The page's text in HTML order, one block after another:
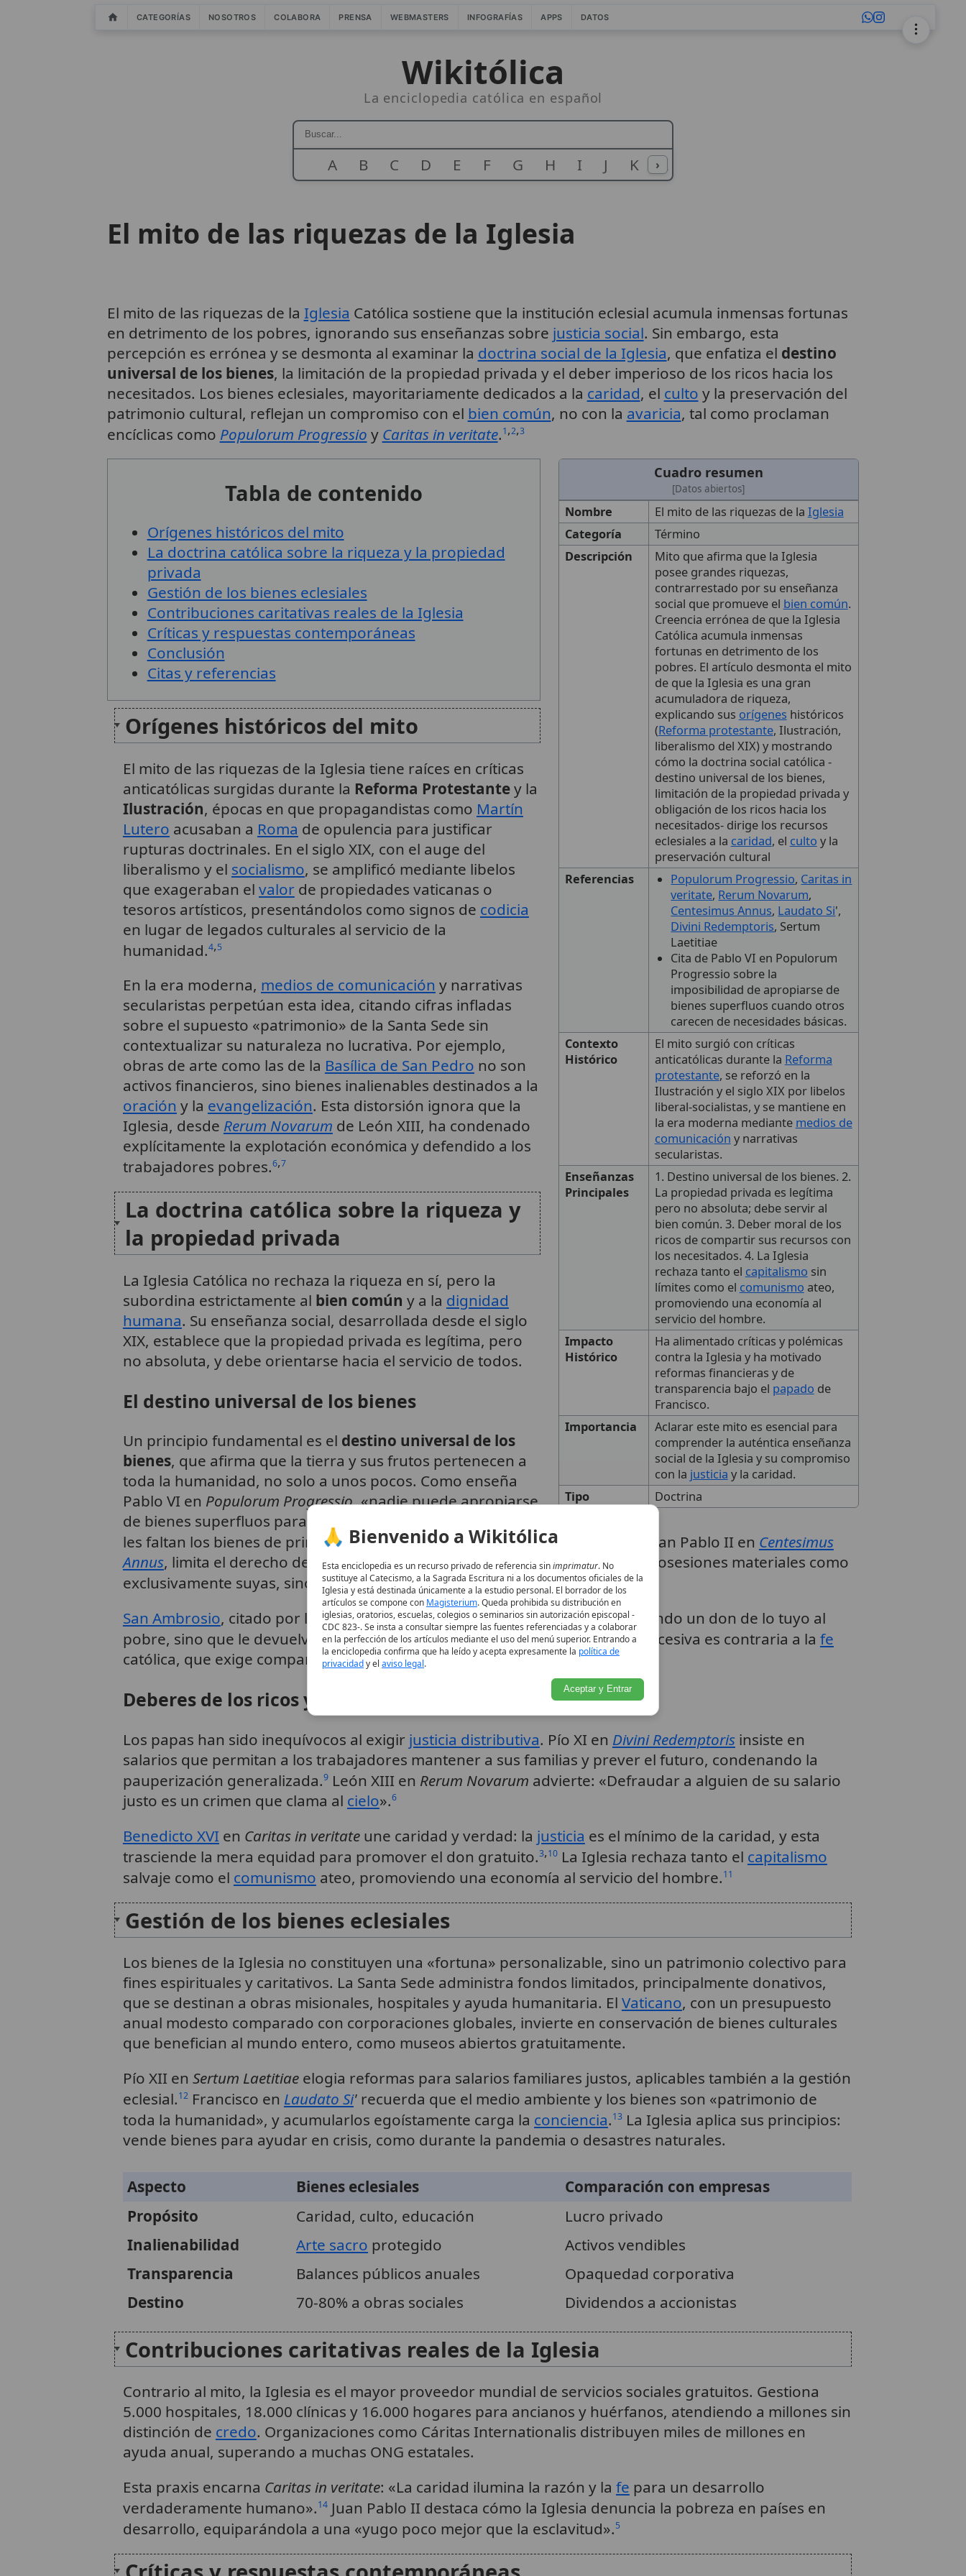
CATEGORÍAS NOSOTROS COLABORA PRENSA WEBMASTERS INFOGRAFÍAS APPS DATOS
Wikitólica
La enciclopedia católica en español
A B C D E F G H I J K L
›
El mito de las riquezas de la Iglesia
El mito de las riquezas de la Iglesia Católica sostiene que la institución eclesial acumula inmensas fortunas
en detrimento de los pobres, ignorando sus enseñanzas sobre justicia social. Sin embargo, esta
percepción es errónea y se desmonta al examinar la doctrina social de la Iglesia, que enfatiza el destino
universal de los bienes, la limitación de la propiedad privada y el deber imperioso de los ricos hacia los
necesitados. Los bienes eclesiales, mayoritariamente dedicados a la caridad, el culto y la preservación del
patrimonio cultural, reflejan un compromiso con el bien común, no con la avaricia, tal como proclaman
encíclicas como Populorum Progressio y Caritas in veritate.1,2,3
Cuadro resumen
[Datos abiertos]
Nombre El mito de las riquezas de la Iglesia
Categoría
Término
Descripción
Mito que afirma que la Iglesia
posee grandes riquezas,
contrarrestado por su enseñanza
social que promueve el bien común.
Creencia errónea de que la Iglesia
Católica acumula inmensas
fortunas en detrimento de los
pobres. El artículo desmonta el mito
de que la Iglesia es una gran
acumuladora de riqueza,
explicando sus orígenes históricos
(Reforma protestante, Ilustración,
liberalismo del XIX) y mostrando
cómo la doctrina social católica -
destino universal de los bienes,
limitación de la propiedad privada y
obligación de los ricos hacia los
necesitados- dirige los recursos
eclesiales a la caridad, el culto y la
preservación cultural
Referencias
Populorum Progressio, Caritas in
veritate, Rerum Novarum,
Centesimus Annus, Laudato Si',
Divini Redemptoris, Sertum
Laetitiae
Cita de Pablo VI en Populorum
Progressio sobre la
imposibilidad de apropiarse de
bienes superfluos cuando otros
carecen de necesidades básicas.
Contexto
Histórico
El mito surgió con críticas
anticatólicas durante la Reforma
protestante, se reforzó en la
Ilustración y el siglo XIX por libelos
liberal-socialistas, y se mantiene en
la era moderna mediante medios de
comunicación y narrativas
secularistas.
Enseñanzas
Principales
1. Destino universal de los bienes. 2.
La propiedad privada es legítima
pero no absoluta; debe servir al
bien común. 3. Deber moral de los
ricos de compartir sus recursos con
los necesitados. 4. La Iglesia
rechaza tanto el capitalismo sin
límites como el comunismo ateo,
promoviendo una economía al
servicio del hombre.
Impacto
Histórico
Ha alimentado críticas y polémicas
contra la Iglesia y ha motivado
reformas financieras y de
transparencia bajo el papado de
Francisco.
Importancia
Aclarar este mito es esencial para
comprender la auténtica enseñanza
social de la Iglesia y su compromiso
con la justicia y la caridad.
Tipo
Doctrina
Tabla de contenido
Orígenes históricos del mito
La doctrina católica sobre la riqueza y la propiedad
privada
Gestión de los bienes eclesiales
Contribuciones caritativas reales de la Iglesia
Críticas y respuestas contemporáneas
Conclusión
Citas y referencias
Orígenes históricos del mito
El mito de las riquezas de la Iglesia tiene raíces en críticas
anticatólicas surgidas durante la Reforma Protestantey la
Ilustración, épocas en que propagandistas como Martín
Lutero acusaban a Roma de opulencia para justificar
rupturas doctrinales. En el siglo XIX, con el auge del
liberalismo y el socialismo, se amplificó mediante libelos
que exageraban el valorde propiedades vaticanas o
tesoros artísticos, presentándolos como signos de codicia
en lugar de legados culturales al servicio de la
humanidad.4,5
En la era moderna, medios de comunicación y narrativas
secularistas perpetúan esta idea, citando cifras infladas
sobre el supuesto «patrimonio» de la Santa Sede sin
contextualizar su naturaleza no lucrativa. Por ejemplo,
obras de arte como las de la Basílica de San Pedro no son
activos financieros, sino bienes inalienables destinados a la
oración y la evangelización. Esta distorsión ignora que la
Iglesia, desde Rerum Novarum de León XIII, ha condenado
explícitamente la explotación económica y defendido a los
trabajadores pobres.6,7
La doctrina católica sobre la riqueza y
la propiedad privada
La Iglesia Católica no rechaza la riqueza en sí, pero la
subordina estrictamente al bien común y a la dignidad
humana. Su enseñanza social, desarrollada desde el siglo
XIX, establece que la propiedad privada es legítima, pero
no absoluta, y debe orientarse hacia el servicio de todos.
El destino universal de los bienes
Un principio fundamental es el destino universal de los
bienes, que afirma que la tierra y sus frutos pertenecen a
toda la humanidad, no solo a unos pocos. Como enseña
Pablo VI en Populorum Progressio, «nadie puede apropiarse
de bienes superfluos para su uso exclusivo cuando a otros
les faltan los bienes de primera necesidad».1, 2Esta doctrina, reiterada por Juan Pablo II en Centesimus
Annus, limita el derecho de propiedad: «El hombre no debe considerar sus posesiones materiales como
exclusivamente suyas, sino como comunes a todos».8
San Ambrosio, citado por la Iglesia, lo expresa con claridad: «No estás haciendo un don de lo tuyo al
pobre, sino que le devuelves lo que es suyo».2Así, cualquier acumulación excesiva es contraria a la fe
católica, que exige compartir los recursos con los necesitados.
Deberes de los ricos y justicia social
Los papas han sido inequívocos al exigir justicia distributiva. Pío XI en Divini Redemptorisinsiste en
salarios que permitan a los trabajadores mantener a sus familias y prever el futuro, condenando la
pauperización generalizada.9León XIII en Rerum Novarum advierte: «Defraudar a alguien de su salario
justo es un crimen que clama al cielo».6
Benedicto XVIen Caritas in veritateune caridad y verdad: la justicia es el mínimo de la caridad, y esta
trasciende la mera equidad para promover el don gratuito.3,10La Iglesia rechaza tanto el capitalismo
salvaje como el comunismo ateo, promoviendo una economía al servicio del hombre.11
Gestión de los bienes eclesiales
Los bienes de la Iglesia no constituyen una «fortuna» personalizable, sino un patrimonio colectivo para
fines espirituales y caritativos. La Santa Sede administra fondos limitados, principalmente donativos,
que se destinan a obras misionales, hospitales y ayuda humanitaria. El Vaticano, con un presupuesto
anual modesto comparado con corporaciones globales, invierte en conservación de bienes culturales
que benefician al mundo entero, como museos abiertos gratuitamente.
Pío XII en Sertum Laetitiaeelogia reformas para salarios familiares justos, aplicables también a la gestión
eclesial.12Francisco en Laudato Si'recuerda que el medio ambiente y los bienes son «patrimonio de
toda la humanidad», y acumularlos egoístamente carga la conciencia.13La Iglesia aplica sus principios:
vende bienes para ayudar en crisis, como durante la pandemia o desastres naturales.
Aspecto Bienes eclesiales
Comparación con empresas
Propósito
Caridad, culto, educación
Lucro privado
Inalienabilidad
Arte sacro protegido
Activos vendibles
Transparencia
Balances públicos anuales
Opaquedad corporativa
Destino
70-80% a obras sociales Dividendos a accionistas
Contribuciones caritativas reales de la Iglesia
Contrario al mito, la Iglesia es el mayor proveedor mundial de servicios sociales gratuitos. Gestiona
5.000 hospitales, 18.000 clínicas y 16.000 hogares para ancianos y huérfanos, atendiendo a millones sin
distinción de credo. Organizaciones como Cáritas Internationalis distribuyen miles de millones en
ayuda anual, superando a muchas ONG estatales.
Esta praxis encarna Caritas in veritate: «La caridad ilumina la razón y la fe para un desarrollo
verdaderamente humano».14Juan Pablo II destaca cómo la Iglesia denuncia la pobreza en países en
desarrollo, equiparándola a una «yugo poco mejor que la esclavitud».5
🙏 Bienvenido a Wikitólica
Esta enciclopedia es un recurso privado de referencia sinimprimatur. No
sustituye al Catecismo, a la Sagrada Escritura ni a los documentos oficiales de la
Iglesia y está destinada únicamente a la estudio personal. El borrador de los
artículos se compone con Magisterium. Queda prohibida su distribución en
iglesias, oratorios, escuelas, colegios o seminarios sin autorización episcopal -
CDC 823-. Se insta a consultar siempre las fuentes referenciadas y a colaborar
en la perfección de los artículos mediante el uso del menú superior. Entrando a
la enciclopedia confirma que ha leído y acepta expresamente la política de
privacidady el aviso legal.
Aceptar y Entrar